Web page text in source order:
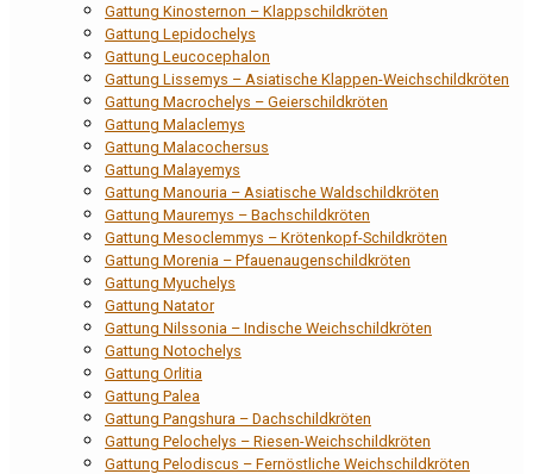
Gattung Kinosternon – Klappschildkröten
Gattung Lepidochelys
Gattung Leucocephalon
Gattung Lissemys – Asiatische Klappen-Weichschildkröten
Gattung Macrochelys – Geierschildkröten
Gattung Malaclemys
Gattung Malacochersus
Gattung Malayemys
Gattung Manouria – Asiatische Waldschildkröten
Gattung Mauremys – Bachschildkröten
Gattung Mesoclemmys – Krötenkopf-Schildkröten
Gattung Morenia – Pfauenaugenschildkröten
Gattung Myuchelys
Gattung Natator
Gattung Nilssonia – Indische Weichschildkröten
Gattung Notochelys
Gattung Orlitia
Gattung Palea
Gattung Pangshura – Dachschildkröten
Gattung Pelochelys – Riesen-Weichschildkröten
Gattung Pelodiscus – Fernöstliche Weichschildkröten